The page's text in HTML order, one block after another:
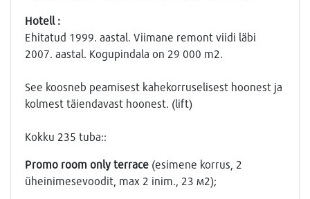
Hotell :
Ehitatud 1999. aastal. Viimane remont viidi läbi
2007. aastal. Kogupindala on 29 000 m2.
See koosneb peamisest kahekorruselisest hoonest ja
kolmest täiendavast hoonest. (lift)
Kokku 235 tuba::
Promo room only terrace (esimene korrus, 2
üheinimesevoodit, max 2 inim., 23 м2);